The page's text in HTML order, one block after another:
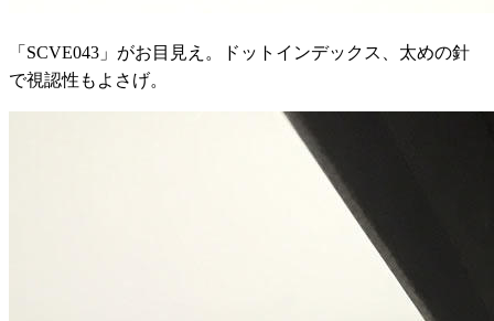
「SCVE043」がお目見え。ドットインデックス、太めの針
で視認性もよさげ。